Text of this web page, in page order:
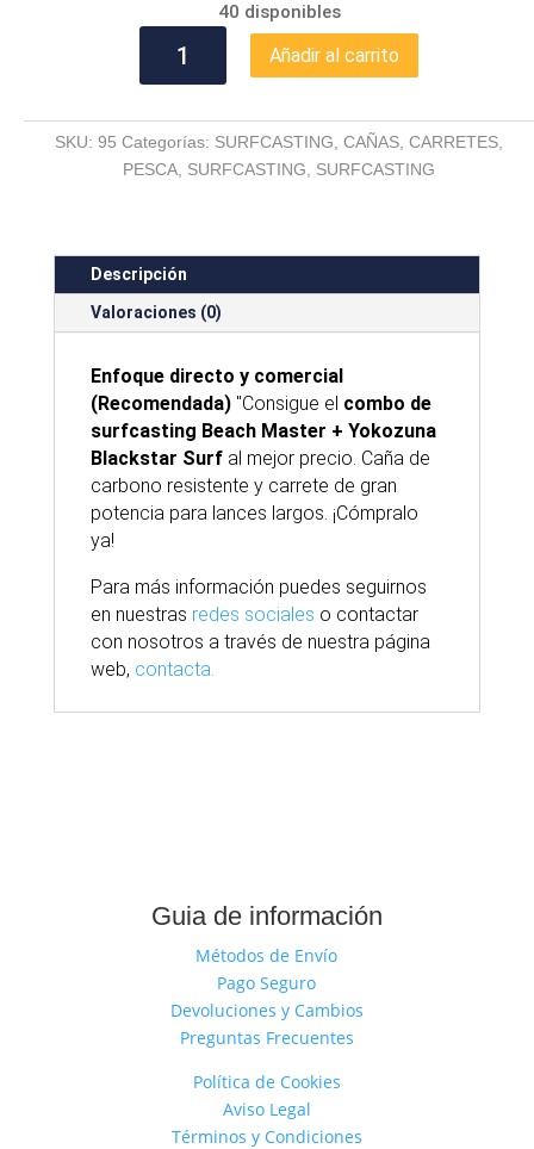
40 disponibles
BEACH
+
YOKOZUNA
BLACKSTAR
Añadir al carrito
SKU: 95 Categorías: SURFCASTING CAÑAS CARRETES
PESCA SURFCASTING SURFCASTING
Descripción
Valoraciones (0)
Enfoque directo y comercial
(Recomendada)"Consigue el combo de
surfcasting Beach Master + Yokozuna
Blackstar Surfal mejor precio. Caña de
carbono resistente y carrete de gran
potencia para lances largos. ¡Cómpralo
ya!
Para más información puedes seguirnos
en nuestras redes sociales o contactar
con nosotros a través de nuestra página
web, contacta.
Guia de información
Métodos de Envío
Pago Seguro
Devoluciones y Cambios
Preguntas Frecuentes
Política de Cookies
Aviso Legal
Términos y Condiciones